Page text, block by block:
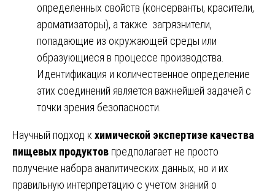
определенных свойств (консерванты, красители,
ароматизаторы), а также загрязнители,
попадающие из окружающей среды или
образующиеся в процессе производства.
Идентификация и количественное определение
этих соединений является важнейшей задачей с
точки зрения безопасности.
Научный подход к химической экспертизе качества
пищевых продуктов предполагает не просто
получение набора аналитических данных, но и их
правильную интерпретацию с учетом знаний о